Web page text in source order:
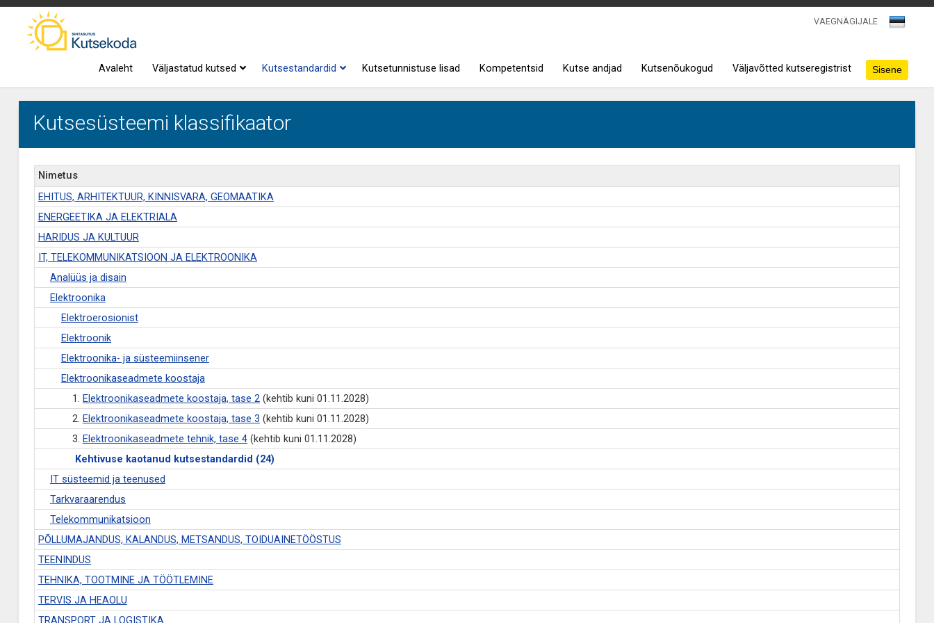
VAEGNÄGIJALE
Avaleht Väljastatud kutsed Kutsestandardid Kutsetunnistuse lisad Kompetentsid Kutse andjad Kutsenõukogud Väljavõtted kutseregistrist
Kutsesüsteemi klassifikaator
Nimetus
EHITUS, ARHITEKTUUR, KINNISVARA, GEOMAATIKA
ENERGEETIKA JA ELEKTRIALA
HARIDUS JA KULTUUR
IT, TELEKOMMUNIKATSIOON JA ELEKTROONIKA
Analüüs ja disain
Elektroonika
Elektroerosionist
Elektroonik
Elektroonika- ja süsteemiinsener
Elektroonikaseadmete koostaja
1. Elektroonikaseadmete koostaja, tase 2(kehtib kuni 01.11.2028)
2. Elektroonikaseadmete koostaja, tase 3 (kehtib kuni 01.11.2028)
3. Elektroonikaseadmete tehnik, tase 4(kehtib kuni 01.11.2028)
Kehtivuse kaotanud kutsestandardid (24)
IT süsteemid ja teenused
Tarkvaraarendus
Telekommunikatsioon
PÕLLUMAJANDUS, KALANDUS, METSANDUS, TOIDUAINETÖÖSTUS
TEENINDUS
TEHNIKA, TOOTMINE JA TÖÖTLEMINE
TERVIS JA HEAOLU
TRANSPORT JA LOGISTIKA